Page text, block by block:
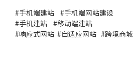
#手机端建站 #手机端网站建设
#手机建站 #移动端建站
#响应式网站 #自适应网站 #跨境商城